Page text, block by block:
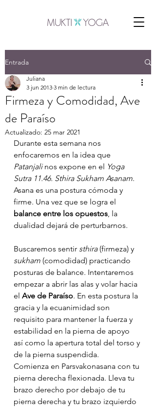
Entrada
Firmeza y Comodidad, Ave
de Paraíso
Juliana
3 jun 2013 3 min de lectura
Actualizado: 25 mar 2021
Durante esta semana nos
enfocaremos en la idea que
Patanjali nos expone en el Yoga
Sutra 11.46. Sthira Sukham Asanam.
Asana es una postura cómoda y
firme. Una vez que se logra el
balance entre los opuestos, la
dualidad dejará de perturbarnos.
Buscaremos sentir sthira (firmeza) y
sukham (comodidad) practicando
posturas de balance. Intentaremos
empezar a abrir las alas y volar hacia
el Ave de Paraíso. En esta postura la
gracia y la ecuanimidad son
requisito para mantener la fuerza y
estabilidad en la pierna de apoyo
así como la apertura total del torso y
de la pierna suspendida.
Comienza en Parsvakonasana con tu
pierna derecha flexionada. Lleva tu
brazo derecho por debajo de tu
pierna derecha y tu brazo izquierdo